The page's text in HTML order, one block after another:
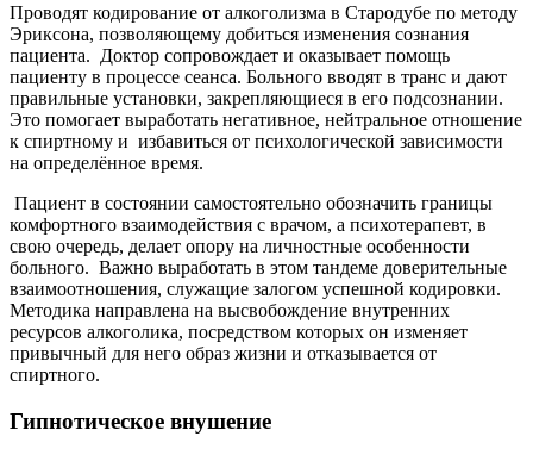
Проводят кодирование от алкоголизма в Стародубе по методу
Эриксона, позволяющему добиться изменения сознания
пациента. Доктор сопровождает и оказывает помощь
пациенту в процессе сеанса. Больного вводят в транс и дают
правильные установки, закрепляющиеся в его подсознании.
Это помогает выработать негативное, нейтральное отношение
к спиртному и избавиться от психологической зависимости
на определённое время.
Пациент в состоянии самостоятельно обозначить границы
комфортного взаимодействия с врачом, а психотерапевт, в
свою очередь, делает опору на личностные особенности
больного. Важно выработать в этом тандеме доверительные
взаимоотношения, служащие залогом успешной кодировки.
Методика направлена на высвобождение внутренних
ресурсов алкоголика, посредством которых он изменяет
привычный для него образ жизни и отказывается от
спиртного.
Гипнотическое внушение